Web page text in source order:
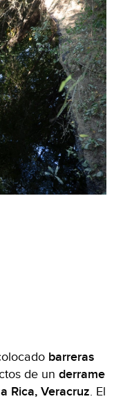
barreras
de underrame
Rica, Veracruz. El